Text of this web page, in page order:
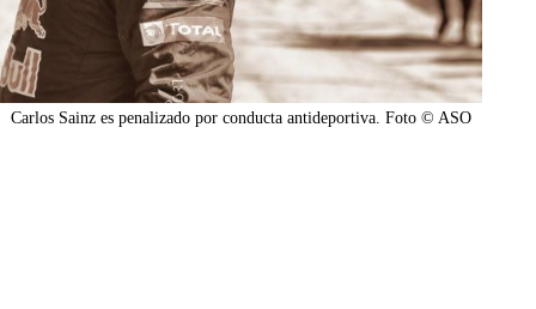
Carlos Sainz es penalizado por conducta antideportiva. Foto © ASO